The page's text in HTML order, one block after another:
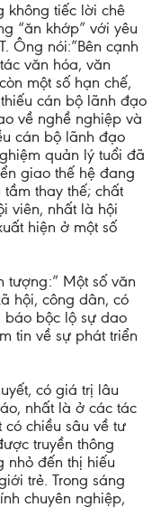
không tiếc lời chê
“ăn khớp” với yêu
Ông nói:”Bên cạnh
văn hóa, văn
một số hạn chế,
cán bộ lãnh đạo
về nghề nghiệp và
cán bộ lãnh đạo
quản lý tuổi đã
giao thế hệ đang
thay thế; chất
viên, nhất là hội
hiện ở một số
tượng:” Một số văn
hội, công dân, có
báo bộc lộ sự dao
tin về sự phát triển
có giá trị lâu
nhất là ở các tác
chiều sâu về tư
truyền thông
nhỏ đến thị hiếu
trẻ. Trong sáng
chuyên nghiệp,